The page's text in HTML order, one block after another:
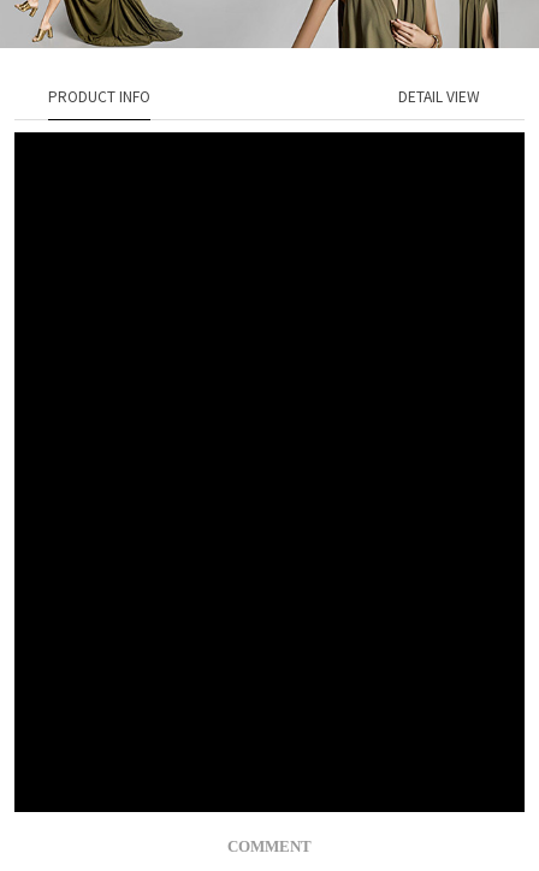
PRODUCT INFO DETAIL VIEW
COMMENT